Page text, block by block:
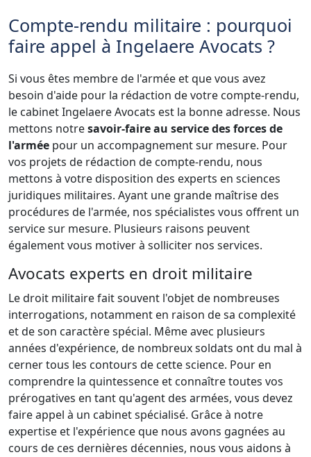
Compte-rendu militaire : pourquoi
faire appel à Ingelaere Avocats ?
Si vous êtes membre de l'armée et que vous avez
besoin d'aide pour la rédaction de votre compte-rendu,
le cabinet Ingelaere Avocats est la bonne adresse. Nous
mettons notresavoir-faire au service des forces de
l'armée pour un accompagnement sur mesure. Pour
vos projets de rédaction de compte-rendu, nous
mettons à votre disposition des experts en sciences
juridiques militaires. Ayant une grande maîtrise des
procédures de l'armée, nos spécialistes vous offrent un
service sur mesure. Plusieurs raisons peuvent
également vous motiver à solliciter nos services.
Avocats experts en droit militaire
Le droit militaire fait souvent l'objet de nombreuses
interrogations, notamment en raison de sa complexité
et de son caractère spécial. Même avec plusieurs
années d'expérience, de nombreux soldats ont du mal à
cerner tous les contours de cette science. Pour en
comprendre la quintessence et connaître toutes vos
prérogatives en tant qu'agent des armées, vous devez
faire appel à un cabinet spécialisé. Grâce à notre
expertise et l'expérience que nous avons gagnées au
cours de ces dernières décennies, nous vous aidons à